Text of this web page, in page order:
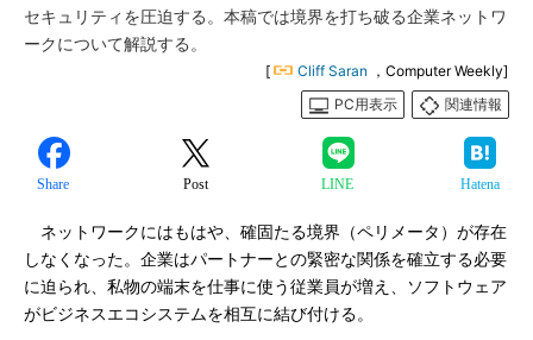
セキュリティを圧迫する。本稿では境界を打ち破る企業ネットワ
ークについて解説する。
[ Cliff Saran ，Computer Weekly]
PC用表示
関連情報
Share Post LINE Hatena
ネットワークにはもはや、確固たる境界（ペリメータ）が存在
しなくなった。企業はパートナーとの緊密な関係を確立する必要
に迫られ、私物の端末を仕事に使う従業員が増え、ソフトウェア
がビジネスエコシステムを相互に結び付ける。